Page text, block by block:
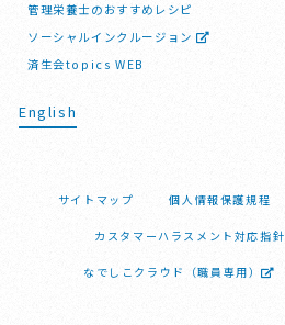
管理栄養士のおすすめレシピ
ソーシャルインクルージョン
済生会topics WEB
English
サイトマップ 個人情報保護規程
カスタマーハラスメント対応指針
なでしこクラウド（職員専用）